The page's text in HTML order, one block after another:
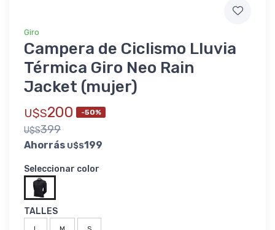
Giro
Campera de Ciclismo Lluvia
Térmica Giro Neo Rain
Jacket (mujer)
U$S200 -50%
U$S399
Ahorrás U$S199
Seleccionar color
TALLES